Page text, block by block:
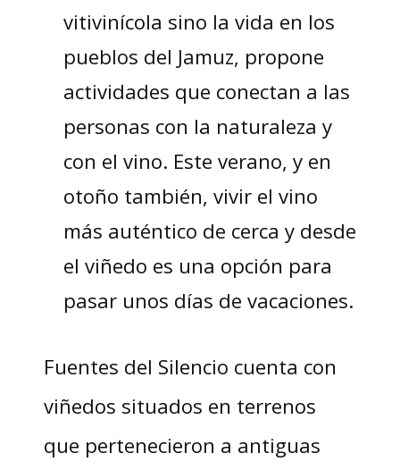
vitivinícola sino la vida en los
pueblos del Jamuz, propone
actividades que conectan a las
personas con la naturaleza y
con el vino. Este verano, y en
otoño también, vivir el vino
más auténtico de cerca y desde
el viñedo es una opción para
pasar unos días de vacaciones.
Fuentes del Silencio cuenta con
viñedos situados en terrenos
que pertenecieron a antiguas